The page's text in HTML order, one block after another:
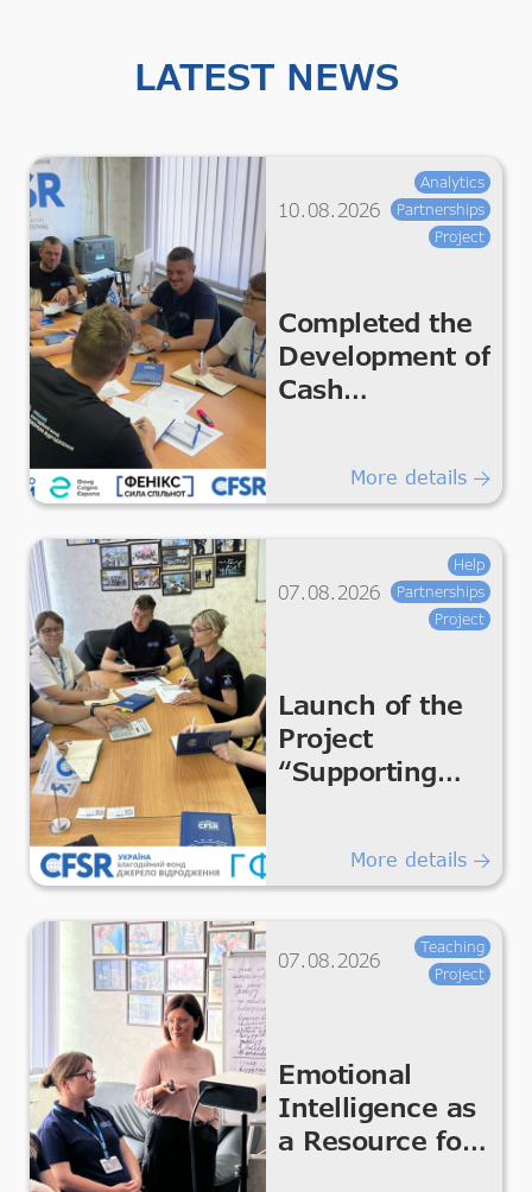
LATEST NEWS
10.08.2026
Analytics
Partnerships
Project
Completed the
Development of
Cash
PoliciesMore details
07.08.2026
Help
Partnerships
Project
Launch of the
Project
“Supporting
for Essential
More details
07.08.2026
Teaching
Project
Emotional
Intelligence as
a Resource for